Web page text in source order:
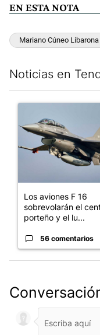
EN ESTA NOTA
Mariano Cúneo Libarona
Noticias en
Un artículo de
Los aviones F 16
sobrevolarán el
porteño y el lu...
56 comentarios